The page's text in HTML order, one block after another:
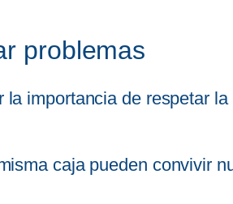
problemas
importancia de respetar
caja pueden convivir